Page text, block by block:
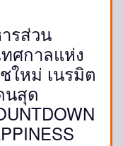
รส่วน
ศกาลแห่ง
ใหม่ เนรมิต
นสุด